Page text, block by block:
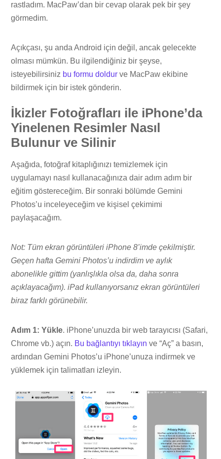
rastladım. MacPaw’dan bir cevap olarak pek bir şey
görmedim.
Açıkçası, şu anda Android için değil, ancak gelecekte
olması mümkün. Bu ilgilendiğiniz bir şeyse,
isteyebilirsiniz bu formu doldur ve MacPaw ekibine
bildirmek için bir istek gönderin.
İkizler Fotoğrafları ile iPhone’da
Yinelenen Resimler Nasıl
Bulunur ve Silinir
Aşağıda, fotoğraf kitaplığınızı temizlemek için
uygulamayı nasıl kullanacağınıza dair adım adım bir
eğitim göstereceğim. Bir sonraki bölümde Gemini
Photos’u inceleyeceğim ve kişisel çekimimi
paylaşacağım.
Not: Tüm ekran görüntüleri iPhone 8’imde çekilmiştir.
Geçen hafta Gemini Photos’u indirdim ve aylık
abonelikle gittim (yanlışlıkla olsa da, daha sonra
açıklayacağım). iPad kullanıyorsanız ekran görüntüleri
biraz farklı görünebilir.
Adım 1: Yükle. iPhone’unuzda bir web tarayıcısı (Safari,
Chrome vb.) açın. Bu bağlantıyı tıklayın ve “Aç” a basın,
ardından Gemini Photos’u iPhone’unuza indirmek ve
yüklemek için talimatları izleyin.